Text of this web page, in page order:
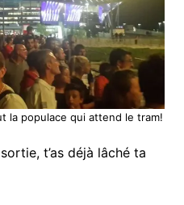
la populace qui attend le tram!
t’as déjà lâché ta